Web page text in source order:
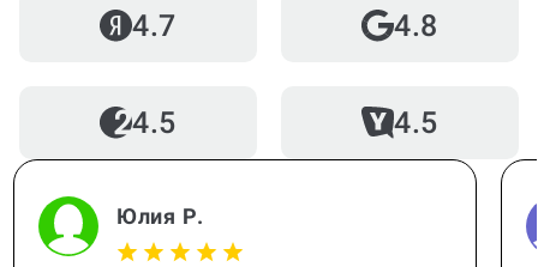
4.7 4.8
4.5 4.5
Юлия Р.